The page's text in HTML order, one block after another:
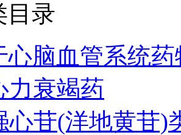
目录
心脑血管系统药
力衰竭药
心苷(洋地黄苷)